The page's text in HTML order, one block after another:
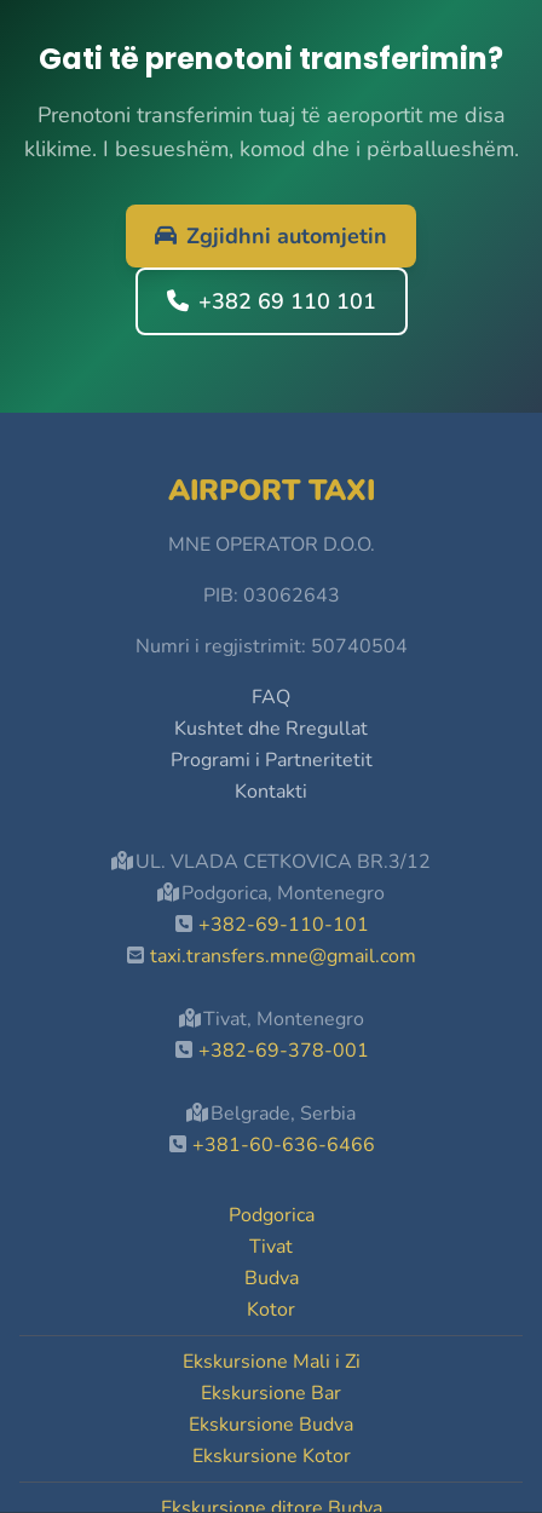
Gati të prenotoni transferimin?
Prenotoni transferimin tuaj të aeroportit me disa
klikime. I besueshëm, komod dhe i përballueshëm.
Zgjidhni automjetin
+382 69 110 101
AIRPORT TAXI
MNE OPERATOR D.O.O.
PIB: 03062643
Numri i regjistrimit: 50740504
FAQ
Kushtet dhe Rregullat
Programi i Partneritetit
Kontakti
UL. VLADA CETKOVICA BR.3/12
Podgorica, Montenegro
+382-69-110-101
taxi.transfers.mne@gmail.com
Tivat, Montenegro
+382-69-378-001
Belgrade, Serbia
+381-60-636-6466
Podgorica
Tivat
Budva
Kotor
Ekskursione Mali i Zi
Ekskursione Bar
Ekskursione Budva
Ekskursione Kotor